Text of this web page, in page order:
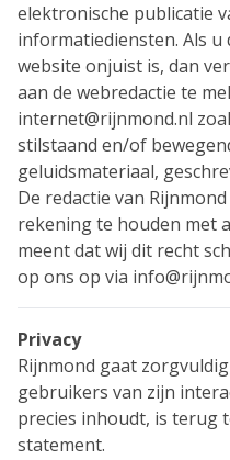
elektronische publicatie
informatiediensten. Als
website onjuist is, dan
aan de webredactie te
internet@rijnmond.nl
stilstaand en/of
geluidsmateriaal,
De redactie van
rekening te houden met
meent dat wij dit recht
op ons op via
Privacy
Rijnmond gaat
gebruikers van zijn
precies inhoudt, is terug
statement.